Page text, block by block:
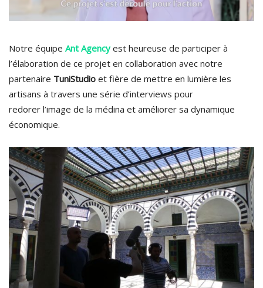
Notre équipe Ant Agencyest heureuse de participer à
l’élaboration de ce projet en collaboration avec notre
partenaire TuniStudio et fière de mettre en lumière les
artisans à travers une série d’interviews pour
redorer l’image de la médina et améliorer sa dynamique
économique.